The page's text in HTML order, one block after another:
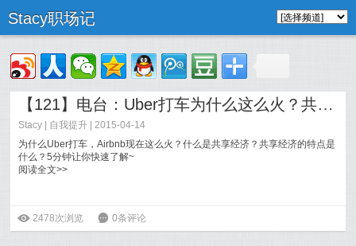
Stacy职场记
【121】电台：Uber打车为什么这么火？共享经济改变生活
Stacy 自我提升 | 2015-04-14
为什么Uber打车，Airbnb现在这么火？什么是共享经济？共享经济的特点是
什么？5分钟让你快速了解~
阅读全文>>
ė 2478次浏览 6 0条评论